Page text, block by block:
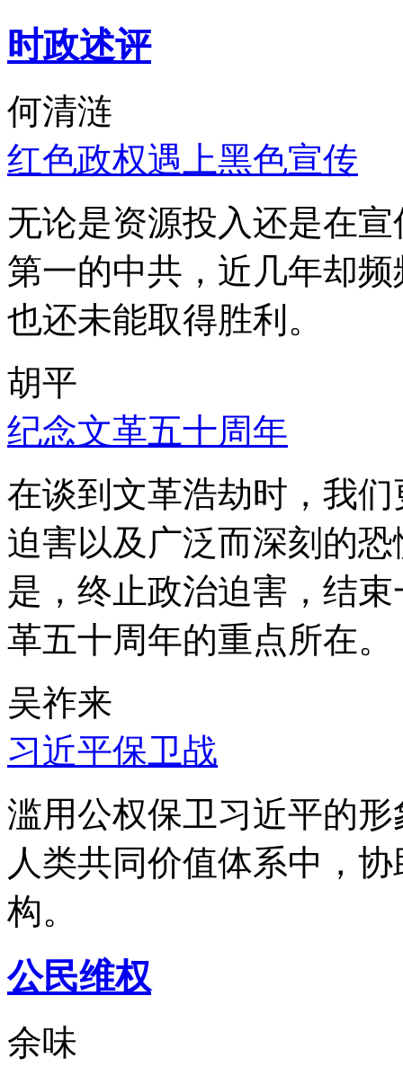
时政述评
何清涟
红色政权遇上黑色宣传
无论是资源投入还是在
第一的中共，近几年却
也还未能取得胜利。
胡平
纪念文革五十周年
在谈到文革浩劫时，我
迫害以及广泛而深刻的
是，终止政治迫害，结
革五十周年的重点所在。
吴祚来
习近平保卫战
滥用公权保卫习近平的
人类共同价值体系中，
构。
公民维权
余味